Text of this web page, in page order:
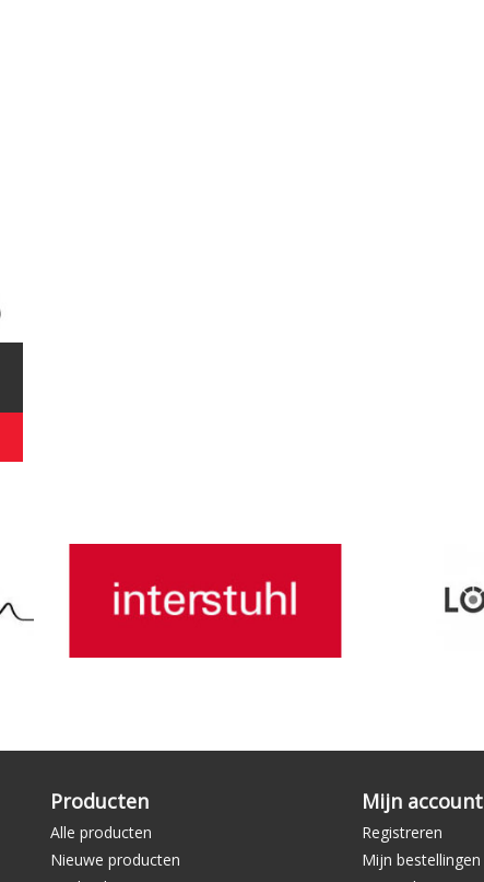
Producten
Alle producten
Nieuwe producten
Mijn account
Registreren
Mijn bestellingen